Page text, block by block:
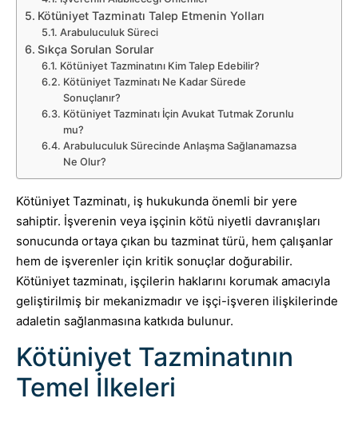
Kötüniyet Tazminatı Talep Etmenin Yolları
Arabuluculuk Süreci
Sıkça Sorulan Sorular
Kötüniyet Tazminatını Kim Talep Edebilir?
Kötüniyet Tazminatı Ne Kadar Sürede
Sonuçlanır?
Kötüniyet Tazminatı İçin Avukat Tutmak Zorunlu
mu?
Arabuluculuk Sürecinde Anlaşma Sağlanamazsa
Ne Olur?
Kötüniyet Tazminatı, iş hukukunda önemli bir yere
sahiptir. İşverenin veya işçinin kötü niyetli davranışları
sonucunda ortaya çıkan bu tazminat türü, hem çalışanlar
hem de işverenler için kritik sonuçlar doğurabilir.
Kötüniyet tazminatı, işçilerin haklarını korumak amacıyla
geliştirilmiş bir mekanizmadır ve işçi-işveren ilişkilerinde
adaletin sağlanmasına katkıda bulunur.
Kötüniyet Tazminatının
Temel İlkeleri